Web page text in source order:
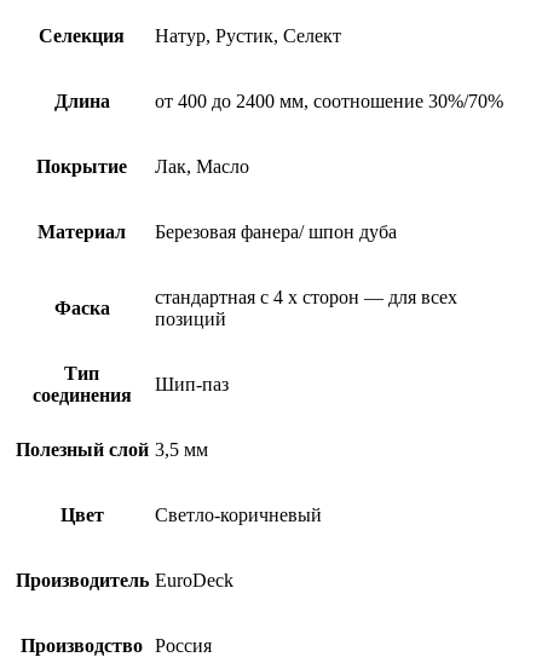
Селекция Натур, Рустик, Селект
Длина от 400 до 2400 мм, соотношение 30%/70%
Покрытие Лак, Масло
Материал Березовая фанера/ шпон дуба
Фаска
стандартная с 4 х сторон — для всех
позиций
Тип
соединения
Шип-паз
Полезный слой 3,5 мм
Цвет Светло-коричневый
Производитель EuroDeck
Производство Россия